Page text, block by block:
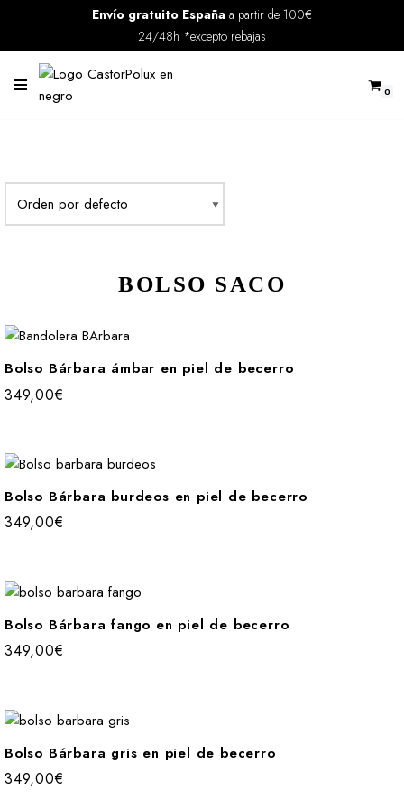
Saltar
contenido
Envío gratuito España a partir de 100€
24/48h *excepto rebajas
0
BOLSO SACO
Bolso Bárbara ámbar en piel de becerro
349,00€
Bolso Bárbara burdeos en piel de becerro
349,00€
Bolso Bárbara fango en piel de becerro
349,00€
Bolso Bárbara gris en piel de becerro
349,00€